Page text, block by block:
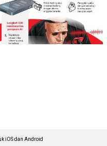
iOS dan Android